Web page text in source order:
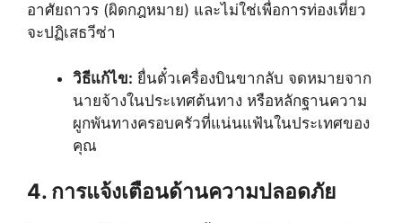
อาศัยถาวร (ผิดกฎหมาย) และไม่ใช่เพื่อการท่องเที่ยว
จะปฏิเสธวีซ่า
วิธีแก้ไข: ยื่นตั๋วเครื่องบินขากลับ จดหมายจาก
นายจ้างในประเทศต้นทาง หรือหลักฐานความ
ผูกพันทางครอบครัวที่แน่นแฟ้นในประเทศของ
คุณ
4. การแจ้งเตือนด้านความปลอดภัย